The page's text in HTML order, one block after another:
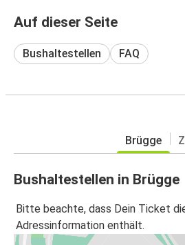
Auf dieser Seite
Bushaltestellen FAQ
Brügge
Bushaltestellen in Brügge
Bitte beachte, dass Dein Ticket
Adressinformation enthält.